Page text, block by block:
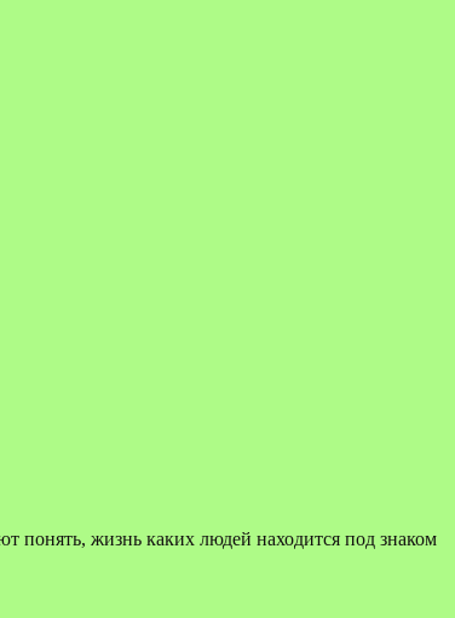
понять, жизнь каких людей находится под знаком